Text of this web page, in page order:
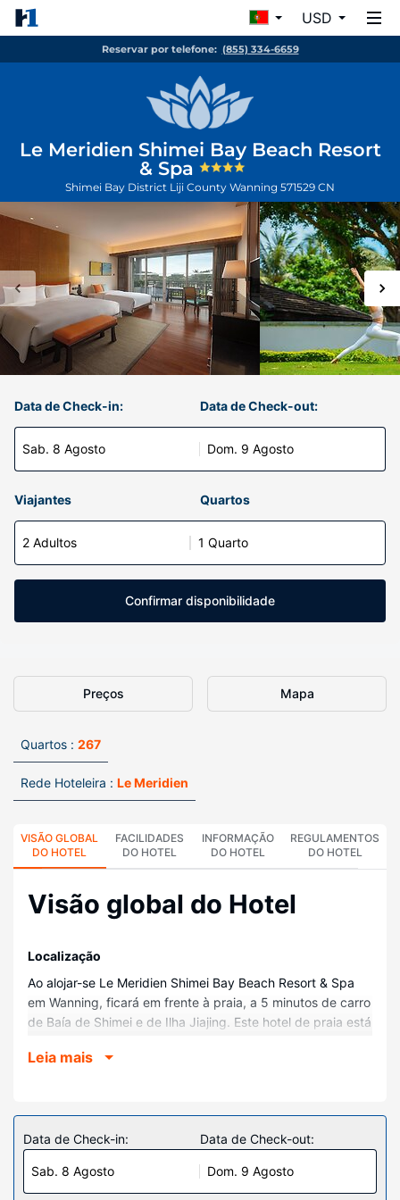
USD
Reservar por telefone: (855) 334-6659
Le Meridien Shimei Bay Beach Resort
& Spa
Shimei Bay District Liji County Wanning 571529 CN
Data de Check-in:
Sab. 8 Agosto
Data de Check-out:
Dom. 9 Agosto
Viajantes Quartos
2 Adultos 1 Quarto
Confirmar disponibilidade
Preços Mapa
Quartos : 267
Rede Hoteleira : Le Meridien
VISÃO GLOBAL
DO HOTEL
FACILIDADES
DO HOTEL
INFORMAÇÃO
DO HOTEL
REGULAMENTOS
DO HOTEL
Visão global do Hotel
Localização
Ao alojar-se Le Meridien Shimei Bay Beach Resort & Spa
em Wanning, ficará em frente à praia, a 5 minutos de carro
de Baía de Shimei e de Ilha Jiajing. Este hotel de praia está
Jardim Tropical de Xinglong.
Sinta-se em casa num dos 267 quartos com ar
condicionado, um frigorífico e um minibar. As camas têm
colchões Select Comfort, para um sono pleno de conforto.
As unidades contam com uma varanda. Mantenha-se em
contacto com o acesso gratuito à internet com fios e ao
Leia mais
Data de Check-in:
Sab. 8 Agosto
Data de Check-out:
Dom. 9 Agosto